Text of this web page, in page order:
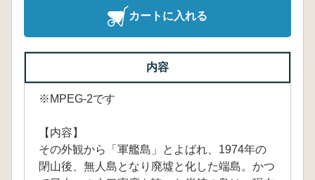
カートに入れる
内容
※MPEG-2です
【内容】
その外観から「軍艦島」とよばれ、1974年の
閉山後、無人島となり廃墟と化した端島。かつ